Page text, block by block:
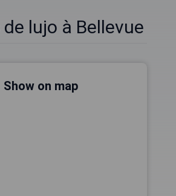
lujo à Bellevue
Show on map